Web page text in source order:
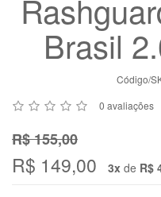
Envie-
nos uma
mensagem
Brasil
Código/
0 avaliações
R$ 155,00
R$ 149,00 3x de R$